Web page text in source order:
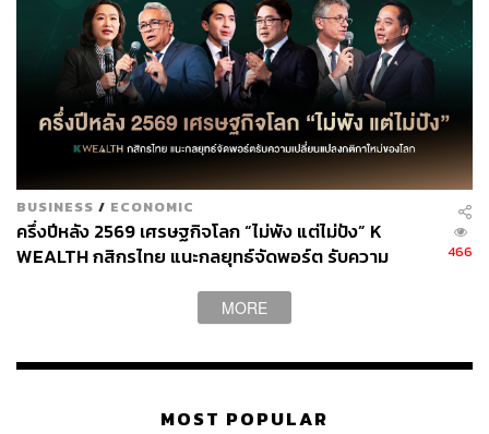
สามารถติดตาม THE STANDARD WEALTH
ผ่านแอปพลิเคชันต่างๆ ที่คุณสะดวกหรือใช้งานอยู่แล้วได้เลย
BUSINESS / ECONOMIC
ครึ่งปีหลัง 2569 เศรษฐกิจโลก “ไม่พัง แต่ไม่ปัง” K
WEALTH กสิกรไทย แนะกลยุทธ์จัดพอร์ต รับความ
466
MORE
MOST POPULAR